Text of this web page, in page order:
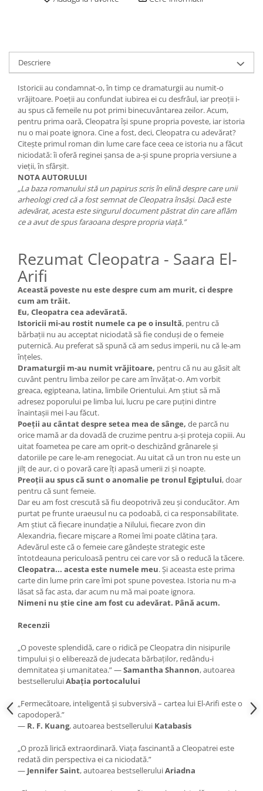
Descriere
Istoricii au condamnat-o, în timp ce dramaturgii au numit-o
vrăjitoare. Poeții au confundat iubirea ei cu desfrâul, iar preoții i-
au spus că femeile nu pot primi binecuvântarea zeilor. Acum,
pentru prima oară, Cleopatra își spune propria poveste, iar istoria
nu o mai poate ignora. Cine a fost, deci, Cleopatra cu adevărat?
Citește primul roman din lume care face ceea ce istoria nu a făcut
niciodată: îi oferă reginei șansa de a-și spune propria versiune a
vieții, în sfârșit.
NOTA AUTORULUI
„La baza romanului stă un papirus scris în elină despre care unii
arheologi cred că a fost semnat de Cleopatra însăși. Dacă este
adevărat, acesta este singurul document păstrat din care aflăm
ce a avut de spus faraoana despre propria viață.”
Rezumat Cleopatra - Saara El-
Arifi
Această poveste nu este despre cum am murit, ci despre
cum am trăit.
Eu, Cleopatra cea adevărată.
Istoricii mi-au rostit numele ca pe o insultă, pentru că
bărbații nu au acceptat niciodată să fie conduși de o femeie
puternică. Au preferat să spună că am sedus imperii, nu că le-am
înțeles.
Dramaturgii m-au numit vrăjitoare, pentru că nu au găsit alt
cuvânt pentru limba zeilor pe care am învățat-o. Am vorbit
greaca, egipteana, latina, limbile Orientului. Am știut să mă
adresez poporului pe limba lui, lucru pe care puțini dintre
înaintașii mei l-au făcut.
Poeții au cântat despre setea mea de sânge, de parcă nu
orice mamă ar da dovadă de cruzime pentru a-și proteja copiii. Au
uitat foametea pe care am oprit-o deschizând grânarele și
datoriile pe care le-am renegociat. Au uitat că un tron nu este un
jilț de aur, ci o povară care îți apasă umerii zi și noapte.
Preoții au spus că sunt o anomalie pe tronul Egiptului, doar
pentru că sunt femeie.
Dar eu am fost crescută să fiu deopotrivă zeu și conducător. Am
purtat pe frunte uraeusul nu ca podoabă, ci ca responsabilitate.
Am știut că fiecare inundație a Nilului, fiecare zvon din
Alexandria, fiecare mișcare a Romei îmi poate clătina țara.
Adevărul este că o femeie care gândește strategic este
întotdeauna periculoasă pentru cei care vor să o reducă la tăcere.
Cleopatra... acesta este numele meu. Și aceasta este prima
carte din lume prin care îmi pot spune povestea. Istoria nu m-a
lăsat să fac asta, dar acum nu mă mai poate ignora.
Nimeni nu știe cine am fost cu adevărat. Până acum.
Recenzii
„O poveste splendidă, care o ridică pe Cleopatra din nisipurile
timpului și o eliberează de judecata bărbaților, redându-i
demnitatea și umanitatea.” —Samantha Shannon, autoarea
bestselleruluiAbaţia portocalului
„Fermecătoare, inteligentă și subversivă – cartea lui El-Arifi este o
capodoperă.”
— R. F. Kuang, autoarea bestsellerului Katabasis
„O proză lirică extraordinară. Viața fascinantă a Cleopatrei este
redată din perspectiva ei ca niciodată.”
— Jennifer Saint, autoarea bestselleruluiAriadna